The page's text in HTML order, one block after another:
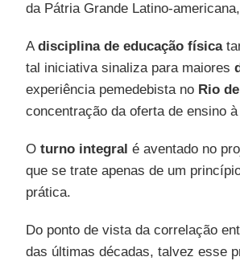
da Pátria Grande Latino-
Adisciplina de educação física
tal iniciativa sinaliza para maiores
experiência pemedebista noRio
concentração da oferta de ensino
Oturno integral é aventado no
que se trate apenas de um
prática.
Do ponto de vista da correlação
das últimas décadas, talvez esse